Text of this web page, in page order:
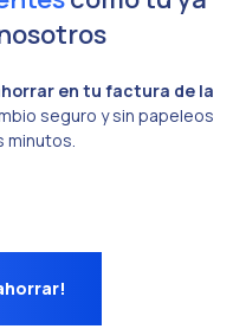
en tu factura de la
seguro y sin papeleos
minutos.